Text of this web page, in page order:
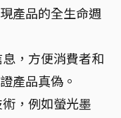
產品的全生命週
，方便消費者和
產品真偽。
，例如螢光墨